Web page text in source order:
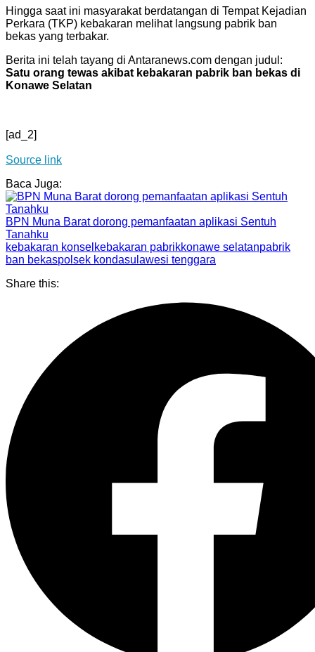
Hingga saat ini masyarakat berdatangan di Tempat Kejadian
Perkara (TKP) kebakaran melihat langsung pabrik ban
bekas yang terbakar.
Berita ini telah tayang di Antaranews.com dengan judul:
Satu orang tewas akibat kebakaran pabrik ban bekas di
Konawe Selatan
[ad_2]
Source link
Baca Juga:
BPN Muna Barat dorong pemanfaatan aplikasi Sentuh
Tanahku
kebakaran konsel kebakaran pabrikkonawe selatanpabrik
ban bekaspolsek kondasulawesi tenggara
Share this: